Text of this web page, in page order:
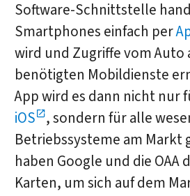
Software-Schnittstelle
Smartphones einfach per
wird und Zugriffe vom Auto
benötigten Mobildienste
App wird es dann nicht nur
iOS , sondern für alle
Betriebssysteme am Markt
haben Google und die OAA
Karten, um sich auf dem